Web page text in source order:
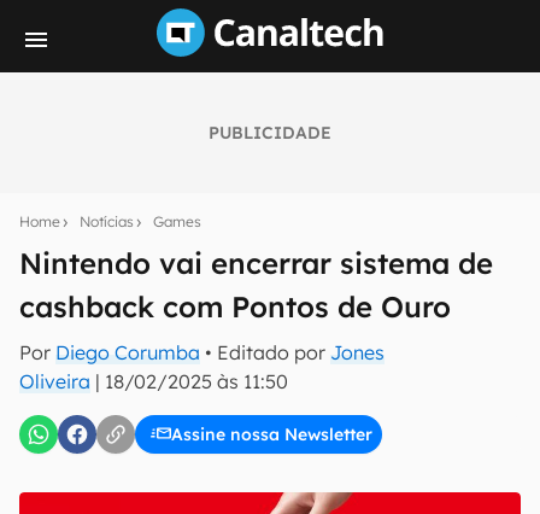
PUBLICIDADE
Home Notícias Games
Nintendo vai encerrar sistema de
cashback com Pontos de Ouro
Por Diego Corumba • Editado por Jones
Oliveira | 18/02/2025 às 11:50
Assine nossa Newsletter
notícias e reviews sobre tecnologia em primeira
mão.
E-mail
Uso e Política de Privacidade do Canaltech.